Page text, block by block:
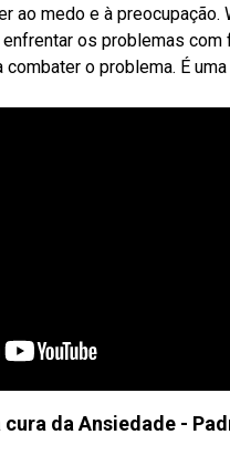
ao medo e à
os problemas
o problema. É
cura da Ansiedade -